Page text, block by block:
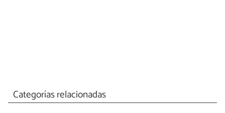
Categorías relacionadas